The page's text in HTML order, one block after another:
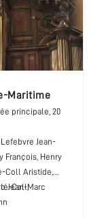
Maritime
principale, 20
Jean-
François, Henry
Coll Aristide,
Jean-Marc
Coll,